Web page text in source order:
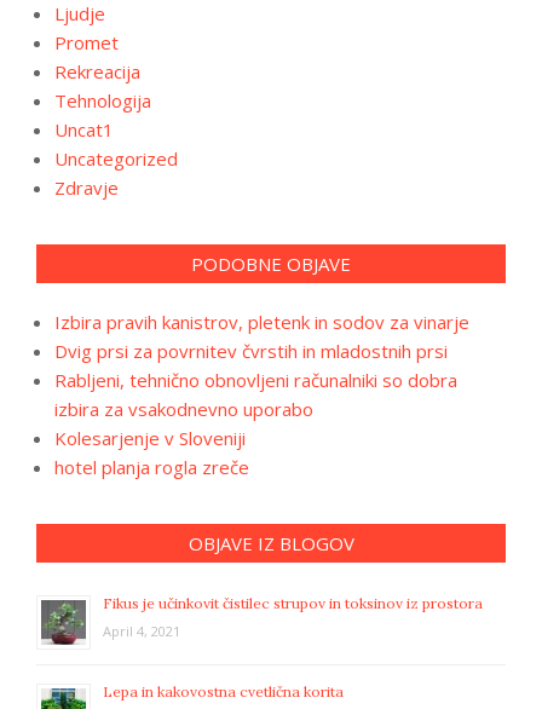
Ljudje
Promet
Rekreacija
Tehnologija
Uncat1
Uncategorized
Zdravje
PODOBNE OBJAVE
Izbira pravih kanistrov, pletenk in sodov za vinarje
Dvig prsi za povrnitev čvrstih in mladostnih prsi
Rabljeni, tehnično obnovljeni računalniki so dobra
izbira za vsakodnevno uporabo
Kolesarjenje v Sloveniji
hotel planja rogla zreče
OBJAVE IZ BLOGOV
Fikus je učinkovit čistilec strupov in toksinov iz prostora
April 4, 2021
Lepa in kakovostna cvetlična korita